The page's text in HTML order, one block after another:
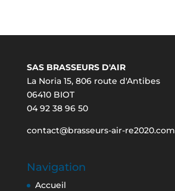
SAS BRASSEURS D'AIR
La Noria 15, 806 route d'Antibes
06410 BIOT
04 92 38 96 50
contact@brasseurs-air-re2020.com
Navigation
Accueil